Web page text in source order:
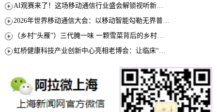
AI观赛来了！这场移动通信行业盛会解锁视听新玩法
2026年世界移动通信大会：以移动智能勾勒无界普惠新愿景
（乡村“头雁”）三代腌一味 一颗雪菜背后的乡村致富经
虹桥健康科技产业创新中心亮相老博会：让临床“需求”定义银发经济新生态